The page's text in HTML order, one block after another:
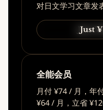
对日文学习文章发
Just
Just
全能会员
月付 ¥74 / 月，年
¥64 / 月，立省